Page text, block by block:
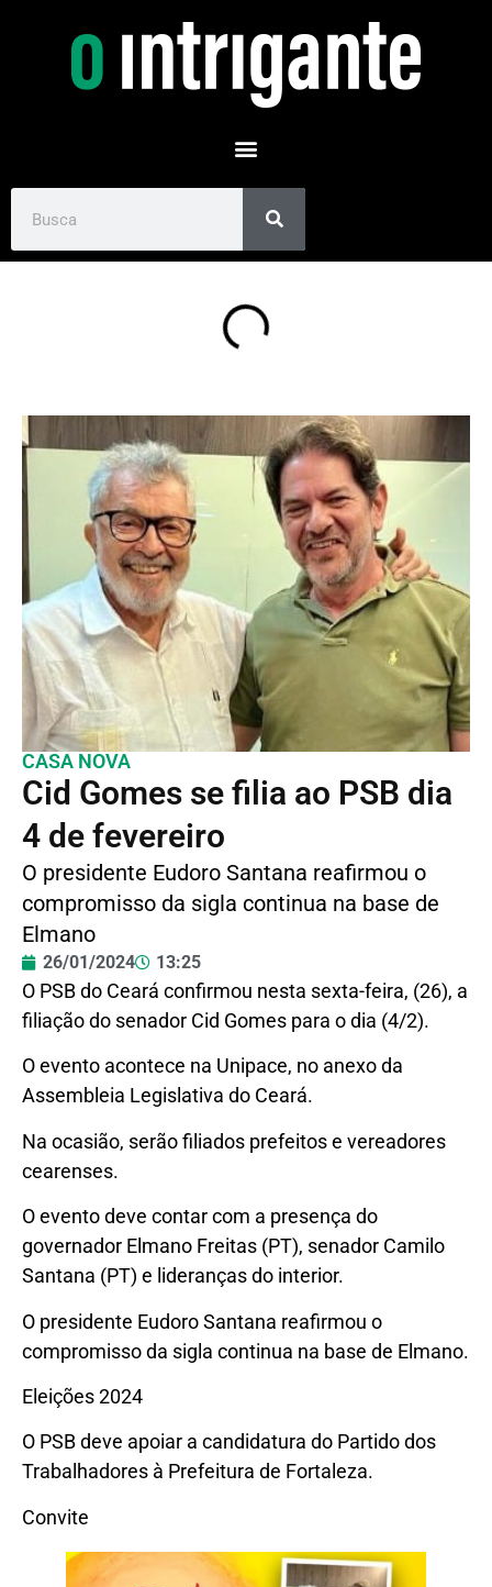
CASA NOVA
Cid Gomes se filia ao PSB dia
4 de fevereiro
O presidente Eudoro Santana reafirmou o
compromisso da sigla continua na base de
Elmano
26/01/2024 13:25
O PSB do Ceará confirmou nesta sexta-feira, (26), a
filiação do senador Cid Gomes para o dia (4/2).
O evento acontece na Unipace, no anexo da
Assembleia Legislativa do Ceará.
Na ocasião, serão filiados prefeitos e vereadores
cearenses.
O evento deve contar com a presença do
governador Elmano Freitas (PT), senador Camilo
Santana (PT) e lideranças do interior.
O presidente Eudoro Santana reafirmou o
compromisso da sigla continua na base de Elmano.
Eleições 2024
O PSB deve apoiar a candidatura do Partido dos
Trabalhadores à Prefeitura de Fortaleza.
Convite